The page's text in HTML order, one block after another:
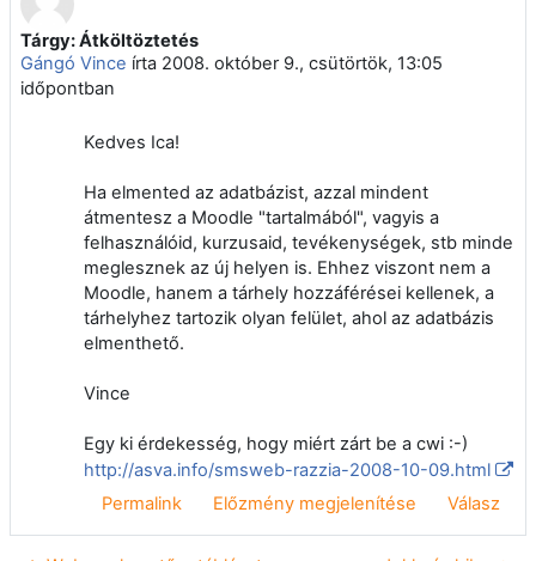
Tárgy: Átköltöztetés
Gángó Vince írta 2008. október 9., csütörtök, 13:05
időpontban
Válaszok szám: 0
Kedves Ica!
Ha elmented az adatbázist, azzal mindent
átmentesz a Moodle "tartalmából", vagyis a
felhasználóid, kurzusaid, tevékenységek, stb minde
meglesznek az új helyen is. Ehhez viszont nem a
Moodle, hanem a tárhely hozzáférései kellenek, a
tárhelyhez tartozik olyan felület, ahol az adatbázis
elmenthető.
Vince
Egy ki érdekesség, hogy miért zárt be a cwi :-)
http://asva.info/smsweb-razzia-2008-10-09.html
Permalink
Előzmény megjelenítése Válasz